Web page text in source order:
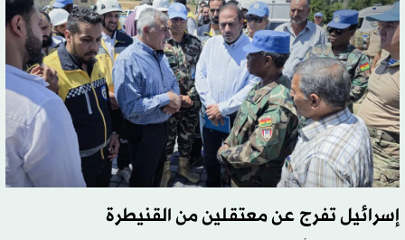
إسرائيل تفرج عن معتقلين من القنيطرة